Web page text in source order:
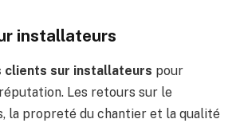
installateurs
clients sur installateurs pour
Les retours sur le
la propreté du chantier et la qualité